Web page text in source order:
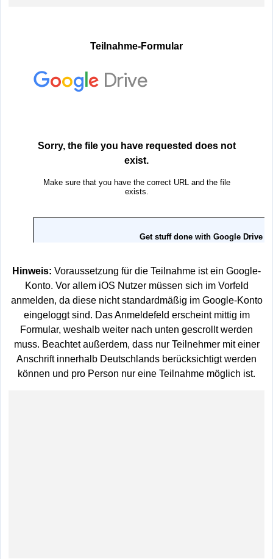
Teilnahme-Formular
Hinweis: Voraussetzung für die Teilnahme ist ein Google-
Konto. Vor allem iOS Nutzer müssen sich im Vorfeld
anmelden, da diese nicht standardmäßig im Google-Konto
eingeloggt sind. Das Anmeldefeld erscheint mittig im
Formular, weshalb weiter nach unten gescrollt werden
muss. Beachtet außerdem, dass nur Teilnehmer mit einer
Anschrift innerhalb Deutschlands berücksichtigt werden
können und pro Person nur eine Teilnahme möglich ist.